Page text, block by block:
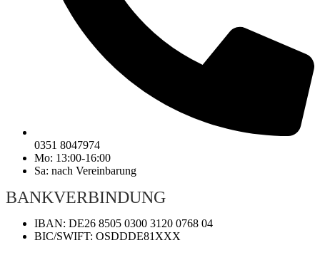
0351 8047974
Mo: 13:00-16:00
Sa: nach Vereinbarung
BANKVERBINDUNG
IBAN: DE26 8505 0300 3120 0768 04
BIC/SWIFT: OSDDDE81XXX